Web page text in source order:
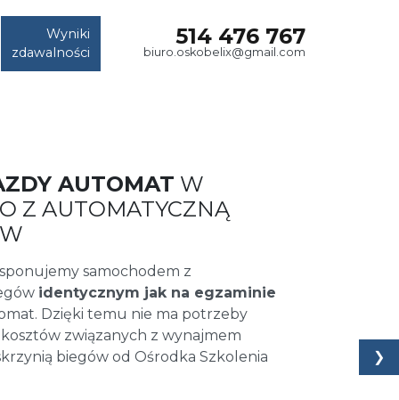
Wyniki
zdawalności
514 476 767
biuro.oskobelix@gmail.com
AUTOMAT W
Z AUTOMATYCZNĄ
samochodem z
identycznym jak na egzaminie
Dzięki temu nie ma potrzeby
związanych z wynajmem
biegów od Ośrodka Szkolenia
❯